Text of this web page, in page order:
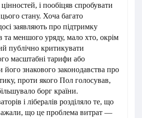
і пообіцяв спробувати
стану. Хоча багато
заявляють про підтримку
та меншого уряду, мало хто, окрім
публічно критикувати
масштабні тарифи або
його знакового законодавства про
проти якого Пол голосував,
борг країни.
і лібералів розділяло те, що
що це проблема витрат —